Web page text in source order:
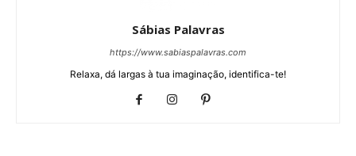
Sábias Palavras
https://www.sabiaspalavras.com
Relaxa, dá largas à tua imaginação, identifica-te!